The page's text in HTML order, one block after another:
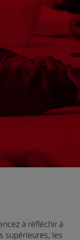
à réfléchir à
supérieures, les